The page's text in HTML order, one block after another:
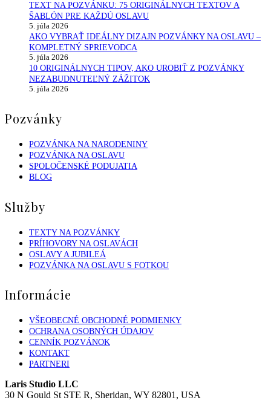
TEXT NA POZVÁNKU: 75 ORIGINÁLNYCH TEXTOV A
ŠABLÓN PRE KAŽDÚ OSLAVU
5. júla 2026
AKO VYBRAŤ IDEÁLNY DIZAJN POZVÁNKY NA OSLAVU –
KOMPLETNÝ SPRIEVODCA
5. júla 2026
10 ORIGINÁLNYCH TIPOV, AKO UROBIŤ Z POZVÁNKY
NEZABUDNUTEĽNÝ ZÁŽITOK
5. júla 2026
Pozvánky
POZVÁNKA NA NARODENINY
POZVÁNKA NA OSLAVU
SPOLOČENSKÉ PODUJATIA
BLOG
Služby
TEXTY NA POZVÁNKY
PRÍHOVORY NA OSLAVÁCH
OSLAVY A JUBILEÁ
POZVÁNKA NA OSLAVU S FOTKOU
Informácie
VŠEOBECNÉ OBCHODNÉ PODMIENKY
OCHRANA OSOBNÝCH ÚDAJOV
CENNÍK POZVÁNOK
KONTAKT
PARTNERI
Laris Studio LLC
30 N Gould St STE R, Sheridan, WY 82801, USA